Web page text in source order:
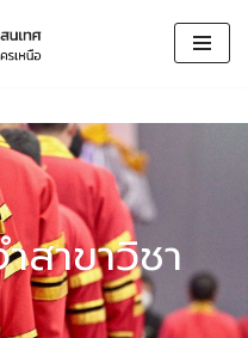
สาขาวิชา